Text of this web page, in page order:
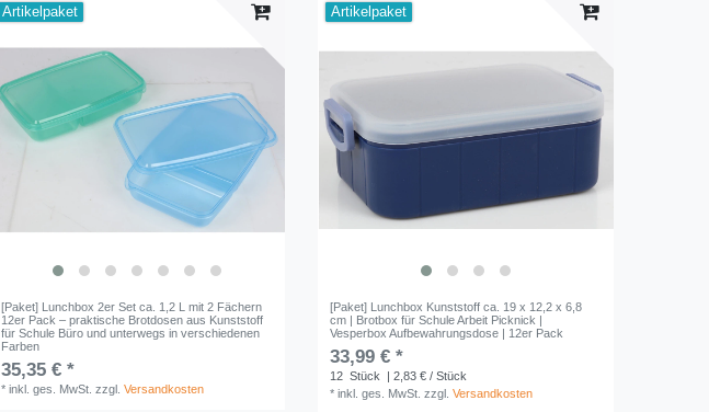
Artikelpaket
[Paket] Lunchbox 2er Set ca. 1,2 L mit 2 Fächern
12er Pack – praktische Brotdosen aus Kunststoff
für Schule Büro und unterwegs in verschiedenen
Farben
35,35 € *
*inkl. ges. MwSt. zzgl.Versandkosten
Artikelpaket
[Paket] Lunchbox Kunststoff ca. 19 x 12,2 x 6,8
cm | Brotbox für Schule Arbeit Picknick |
Vesperbox Aufbewahrungsdose | 12er Pack
33,99 € *
12 Stück
| 2,83 € / Stück
*inkl. ges. MwSt. zzgl.Versandkosten